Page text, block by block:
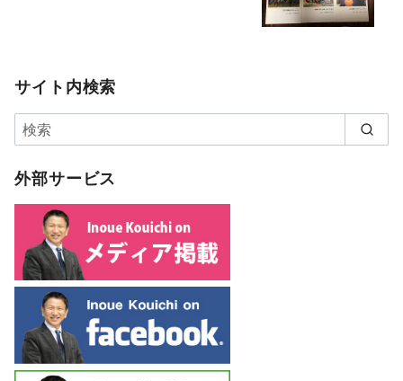
サイト内検索
外部サービス